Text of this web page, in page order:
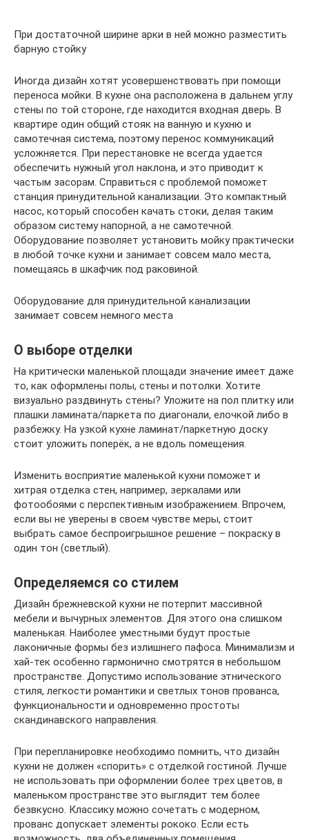
При достаточной ширине арки в ней можно разместить
барную стойку
Иногда дизайн хотят усовершенствовать при помощи
переноса мойки. В кухне она расположена в дальнем углу
стены по той стороне, где находится входная дверь. В
квартире один общий стояк на ванную и кухню и
самотечная система, поэтому перенос коммуникаций
усложняется. При перестановке не всегда удается
обеспечить нужный угол наклона, и это приводит к
частым засорам. Справиться с проблемой поможет
станция принудительной канализации. Это компактный
насос, который способен качать стоки, делая таким
образом систему напорной, а не самотечной.
Оборудование позволяет установить мойку практически
в любой точке кухни и занимает совсем мало места,
помещаясь в шкафчик под раковиной.
Оборудование для принудительной канализации
занимает совсем немного места
О выборе отделки
На критически маленькой площади значение имеет даже
то, как оформлены полы, стены и потолки. Хотите
визуально раздвинуть стены? Уложите на пол плитку или
плашки ламината/паркета по диагонали, елочкой либо в
разбежку. На узкой кухне ламинат/паркетную доску
стоит уложить поперёк, а не вдоль помещения.
Изменить восприятие маленькой кухни поможет и
хитрая отделка стен, например, зеркалами или
фотообоями с перспективным изображением. Впрочем,
если вы не уверены в своем чувстве меры, стоит
выбрать самое беспроигрышное решение – покраску в
один тон (светлый).
Определяемся со стилем
Дизайн брежневской кухни не потерпит массивной
мебели и вычурных элементов. Для этого она слишком
маленькая. Наиболее уместными будут простые
лаконичные формы без излишнего пафоса. Минимализм и
хай-тек особенно гармонично смотрятся в небольшом
пространстве. Допустимо использование этнического
стиля, легкости романтики и светлых тонов прованса,
функциональности и одновременно простоты
скандинавского направления.
При перепланировке необходимо помнить, что дизайн
кухни не должен «спорить» с отделкой гостиной. Лучше
не использовать при оформлении более трех цветов, в
маленьком пространстве это выглядит тем более
безвкусно. Классику можно сочетать с модерном,
прованс допускает элементы рококо. Если есть